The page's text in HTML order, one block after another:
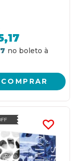
COMPRAR